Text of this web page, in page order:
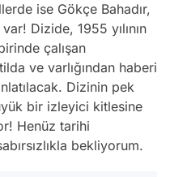
ise Gökçe Bahadır,
Dizide, 1955 yılının
çalışan
ve varlığından haberi
Dizinin pek
bir izleyici kitlesine
Henüz tarihi
bekliyorum.